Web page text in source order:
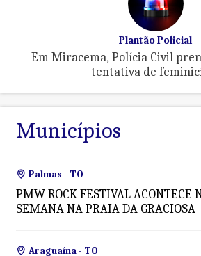
Plantão Policial
Em Miracema, Polícia Civil
tentativa de
Municípios
Palmas - TO
PMW ROCK FESTIVAL ACONTECE
SEMANA NA PRAIA DA GRACIOSA
Araguaína - TO